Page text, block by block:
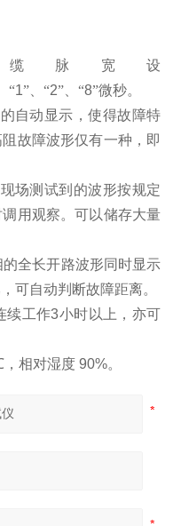
脉宽设
“1”、“2”、“8”微秒。
自动显示，使得故障特
故障波形仅有一种，即
场测试到的波形按规定
用观察。可以储存大量
的全长开路波形同时显示
可自动判断故障距离。
续工作3小时以上，亦可
，相对湿度 90%。